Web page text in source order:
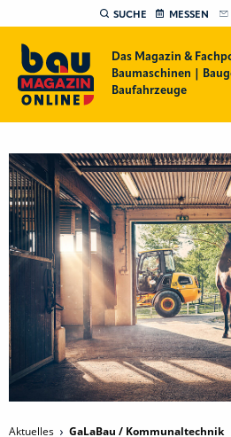
SUCHE MESSEN
Das Magazin &
Baumaschinen |
Baufahrzeuge
Aktuelles GaLaBau / Kommunaltechnik